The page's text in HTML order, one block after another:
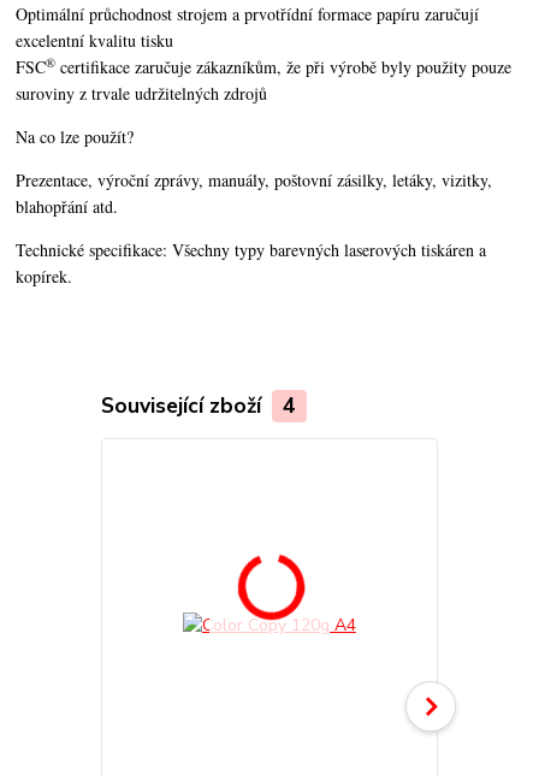
Optimální průchodnost strojem a prvotřídní formace papíru zaručují
excelentní kvalitu tisku
FSC® certifikace zaručuje zákazníkům, že při výrobě byly použity pouze
suroviny z trvale udržitelných zdrojů
Na co lze použít?
Prezentace, výroční zprávy, manuály, poštovní zásilky, letáky, vizitky,
blahopřání atd.
Technické specifikace:Všechny typy barevných laserových tiskáren a
kopírek.
Související zboží 4